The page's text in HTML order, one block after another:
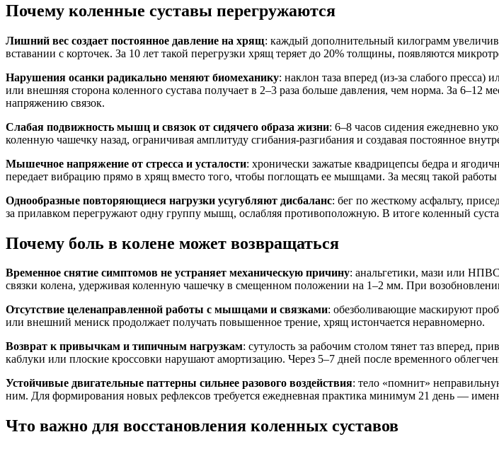
Почему коленные суставы перегружаются
Лишний вес создает постоянное давление на хрящ: каждый дополнительный килограмм
вставании с корточек. За 10 лет такой перегрузки хрящ теряет до 20% толщины, появляются
Нарушения осанки радикально меняют биомеханику: наклон таза вперед (из-за слабого
или внешняя сторона коленного сустава получает в 2–3 раза больше давления, чем норма. За 6–12
напряжению связок.
Слабая подвижность мышц и связок от сидячего образа жизни: 6–8 часов сидения ежедневно
коленную чашечку назад, ограничивая амплитуду сгибания-разгибания и создавая постоянное
Мышечное напряжение от стресса и усталости: хронически зажатые квадрицепсы бедра и
передает вибрацию прямо в хрящ вместо того, чтобы поглощать ее мышцами. За месяц такой
Однообразные повторяющиеся нагрузки усугубляют дисбаланс: бег по жесткому асфальту,
за прилавком перегружают одну группу мышц, ослабляя противоположную. В итоге коленный
Почему боль в колене может возвращаться
Временное снятие симптомов не устраняет механическую причину: анальгетики, мази или
связки колена, удерживая коленную чашечку в смещенном положении на 1–2 мм. При
Отсутствие целенаправленной работы с мышцами и связками: обезболивающие маскируют
или внешний мениск продолжает получать повышенное трение, хрящ истончается неравномерно.
Возврат к привычкам и типичным нагрузкам: сутулость за рабочим столом тянет таз вперед,
каблуки или плоские кроссовки нарушают амортизацию. Через 5–7 дней после временного
Устойчивые двигательные паттерны сильнее разового воздействия: тело «помнит»
ним. Для формирования новых рефлексов требуется ежедневная практика минимум 21 день —
Что важно для восстановления коленных суставов